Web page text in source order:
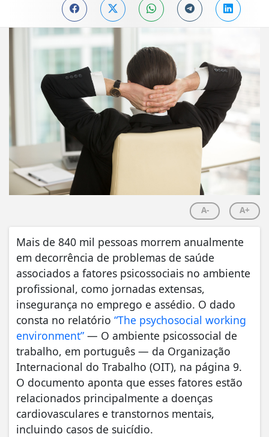
A- A+
Mais de 840 mil pessoas morrem anualmente
em decorrência de problemas de saúde
associados a fatores psicossociais no ambiente
profissional, como jornadas extensas,
insegurança no emprego e assédio. O dado
consta no relatório “The psychosocial working
environment” — O ambiente psicossocial de
trabalho, em português — da Organização
Internacional do Trabalho (OIT), na página 9.
O documento aponta que esses fatores estão
relacionados principalmente a doenças
cardiovasculares e transtornos mentais,
incluindo casos de suicídio.